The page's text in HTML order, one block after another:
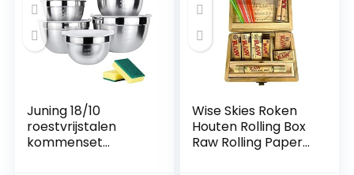
Juning 18/10
roestvrijstalen
kommenset
Wise Skies Roken
Houten Rolling Box
Raw Rolling Papers